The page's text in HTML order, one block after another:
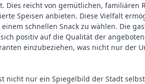
Dies reicht von gemütlichen, familiären
Speisen anbieten. Diese Vielfalt
schnellen Snack zu wählen. Die
positiv auf die Qualität der
einzubeziehen, was nicht nur der
nicht nur ein Spiegelbild der Stadt